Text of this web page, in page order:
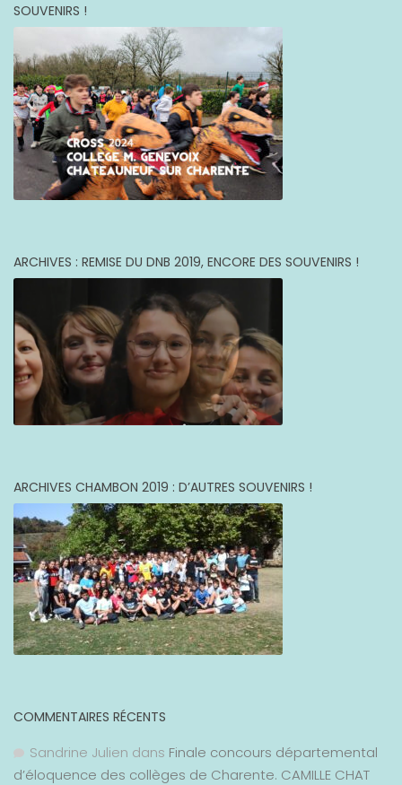
SOUVENIRS !
ARCHIVES : REMISE DU DNB 2019, ENCORE DES SOUVENIRS !
ARCHIVES CHAMBON 2019 : D’AUTRES SOUVENIRS !
COMMENTAIRES RÉCENTS
Sandrine Julien dans Finale concours départemental
d’éloquence des collèges de Charente. CAMILLE CHAT